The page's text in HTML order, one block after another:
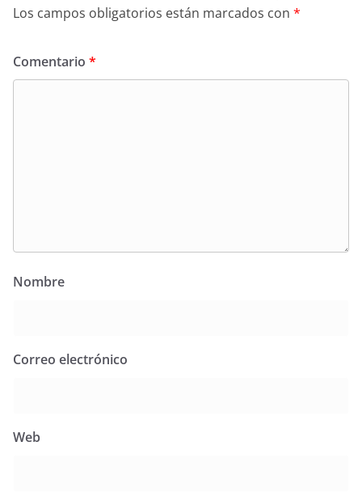
Los campos obligatorios están marcados con *
Comentario *
Nombre
Correo electrónico
Web